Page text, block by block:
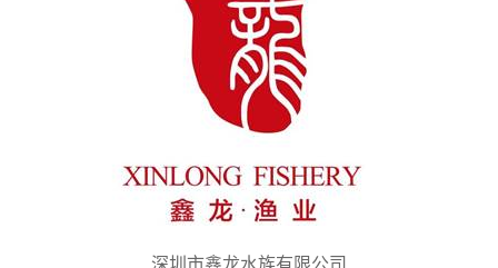
深圳市鑫龙水族有限公司